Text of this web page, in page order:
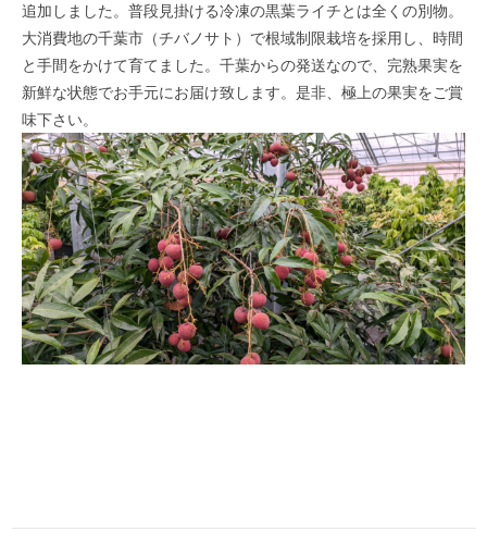
追加しました。普段見掛ける冷凍の黒葉ライチとは全くの別物。
大消費地の千葉市（チバノサト）で根域制限栽培を採用し、時間
と手間をかけて育てました。千葉からの発送なので、完熟果実を
新鮮な状態でお手元にお届け致します。是非、極上の果実をご賞
味下さい。